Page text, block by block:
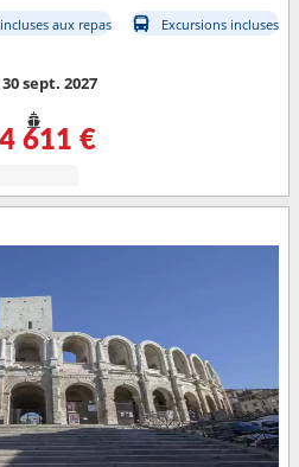
aux repas
Excursions incluses
sept. 2027
4 611 €